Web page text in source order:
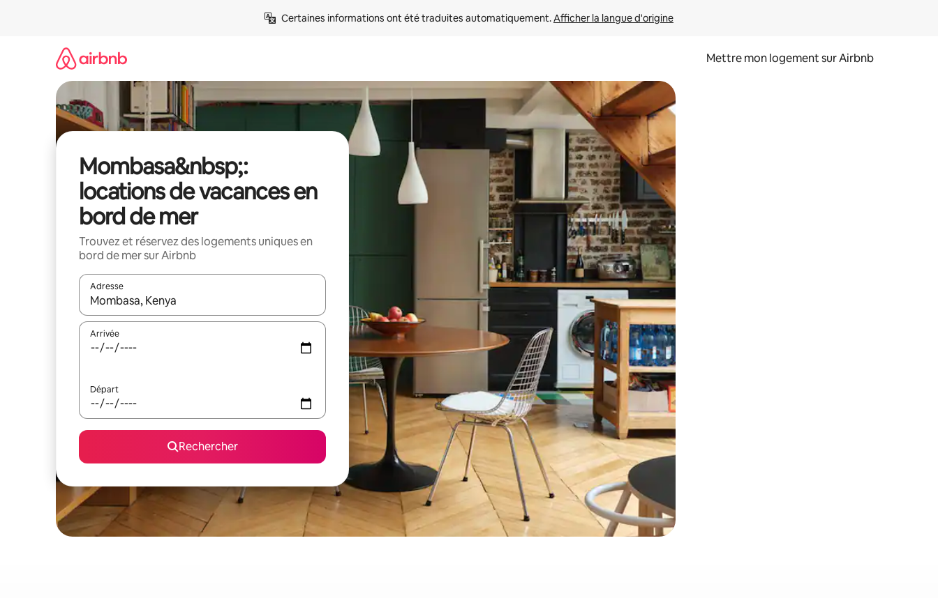
Certaines informations ont été traduites automatiquement. Afficher la langue d'origine
Mettre mon logement sur Airbnb
Mombasa&nbsp;:
locations de vacances en
bord de mer
Trouvez et réservez des logements uniques en
bord de mer sur Airbnb
Adresse
Lorsque les résultats s'affichent, utilisez les flèches vers le haut et vers le bas pour les parcourir ou en appuyant et en faisant glisser.
Arrivée
Départ
Rechercher